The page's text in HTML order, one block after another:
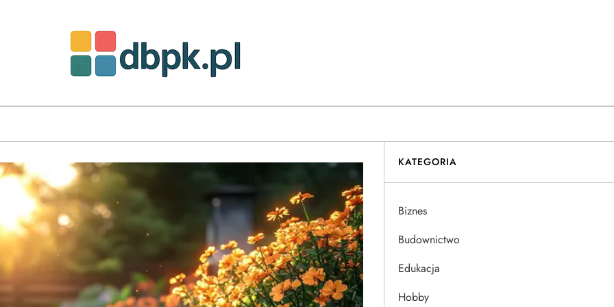
KATEGORIA
Biznes
Budownictwo
Edukacja
Hobby